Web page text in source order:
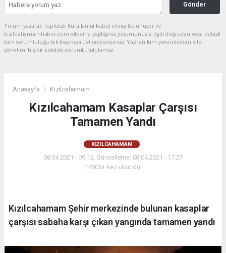
Gönder
Yorum yazarak Topluluk Kuralları’nı kabul etmiş bulunuyor ve
kizilcahamamhaber.com sitesine yaptığınız yorumunuzla ilgili doğrudan veya dolaylı
tüm sorumluluğu tek başınıza üstleniyorsunuz. Yazılan tüm yorumlardan site
yönetimi hiçbir şekilde sorumlu tutulamaz.
Anasayfa Kızılcahamam
Kızılcahamam Kasaplar Çarşısı
Tamamen Yandı
KIZILCAHAMAM
08.04.2021 - 09:12, Güncelleme: 08.04.2021 - 17:27
14506+ kez okundu.
Kızılcahamam Şehir merkezinde bulunan kasaplar
çarşısı sabaha karşı çıkan yangında tamamen yandı